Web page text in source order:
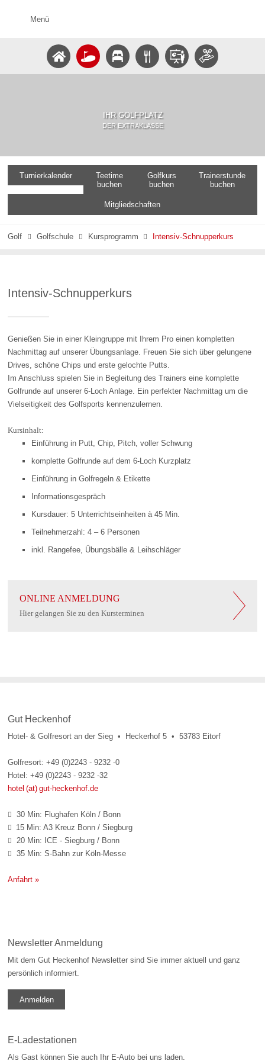
Menü
IHR GOLFPLATZ
DER EXTRAKLASSE
Turnierkalender
Teetime
buchen
Golfkurs
buchen
Trainerstunde
buchen
Mitgliedschaften
Golf  Golfschule  Kursprogramm  Intensiv-Schnupperkurs
Intensiv-Schnupperkurs
Genießen Sie in einer Kleingruppe mit Ihrem Pro einen kompletten
Nachmittag auf unserer Übungsanlage. Freuen Sie sich über gelungene
Drives, schöne Chips und erste gelochte Putts.
Im Anschluss spielen Sie in Begleitung des Trainers eine komplette
Golfrunde auf unserer 6-Loch Anlage. Ein perfekter Nachmittag um die
Vielseitigkeit des Golfsports kennenzulernen.
Kursinhalt:
Einführung in Putt, Chip, Pitch, voller Schwung
komplette Golfrunde auf dem 6-Loch Kurzplatz
Einführung in Golfregeln & Etikette
Informationsgespräch
Kursdauer: 5 Unterrichtseinheiten à 45 Min.
Teilnehmerzahl: 4 – 6 Personen
inkl. Rangefee, Übungsbälle & Leihschläger
ONLINE ANMELDUNG
Hier gelangen Sie zu den Kursterminen
Gut Heckenhof
Hotel- & Golfresort an der Sieg • Heckerhof 5 • 53783 Eitorf
Golfresort: +49 (0)2243 - 9232 -0
Hotel: +49 (0)2243 - 9232 -32
hotel (at) gut-heckenhof.de
 30 Min: Flughafen Köln / Bonn
 15 Min: A3 Kreuz Bonn / Siegburg
 20 Min: ICE - Siegburg / Bonn
 35 Min: S-Bahn zur Köln-Messe
Anfahrt »
Newsletter Anmeldung
Mit dem Gut Heckenhof Newsletter sind Sie immer aktuell und ganz
persönlich informiert.
Anmelden
E-Ladestationen
Als Gast können Sie auch Ihr E-Auto bei uns laden.